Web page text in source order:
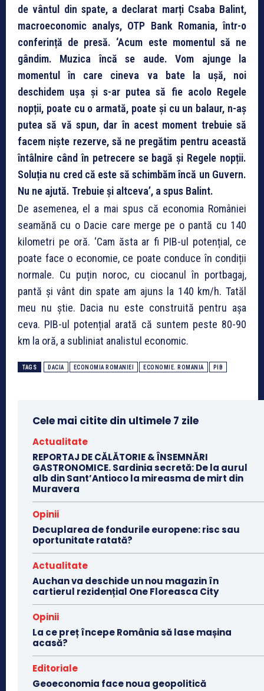
de vântul din spate, a declarat marți Csaba Balint,
macroeconomic analys, OTP Bank Romania, într-o
conferință de presă. ‘Acum este momentul să ne
gândim. Muzica încă se aude. Vom ajunge la
momentul în care cineva va bate la ușă, noi
deschidem ușa și s-ar putea să fie acolo Regele
nopții, poate cu o armată, poate și cu un balaur, n-aș
putea să vă spun, dar în acest moment trebuie să
facem niște rezerve, să ne pregătim pentru această
întâlnire când în petrecere se bagă și Regele nopții.
Soluția nu cred că este să schimbăm încă un Guvern.
Nu ne ajută. Trebuie și altceva’, a spus Balint.
De asemenea, el a mai spus că economia României
seamănă cu o Dacie care merge pe o pantă cu 140
kilometri pe oră. ‘Cam ăsta ar fi PIB-ul potențial, ce
poate face o economie, ce poate conduce în condiții
normale. Cu puțin noroc, cu ciocanul în portbagaj,
pantă și vânt din spate am ajuns la 140 km/h. Tatăl
meu nu știe. Dacia nu este construită pentru așa
ceva. PIB-ul potențial arată că suntem peste 80-90
km la oră, a subliniat analistul economic.
TAGS DACIA ECONOMIA ROMANIEI ECONOMIE. ROMANIA PIB
Cele mai citite din ultimele 7 zile
Actualitate
REPORTAJ DE CĂLĂTORIE & ÎNSEMNĂRI
GASTRONOMICE. Sardinia secretă: De la aurul
alb din Sant’Antioco la mireasma de mirt din
Muravera
Opinii
Decuplarea de fondurile europene: risc sau
oportunitate ratată?
Actualitate
Auchan va deschide un nou magazin în
cartierul rezidențial One Floreasca City
Opinii
La ce preț începe România să lase mașina
acasă?
Editoriale
Geoeconomia face noua geopolitică